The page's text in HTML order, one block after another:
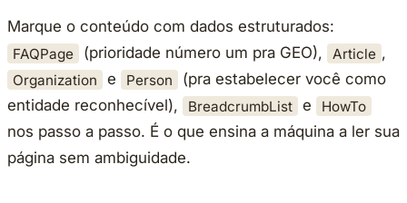
Marque o conteúdo com dados estruturados:
FAQPage (prioridade número um pra GEO), Article ,
Organization e Person
(pra estabelecer você como
entidade reconhecível),
BreadcrumbList e HowTo
nos passo a passo. É o que ensina a máquina a ler sua
página sem ambiguidade.